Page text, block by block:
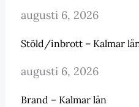
augusti 6, 2026
Stöld/inbrott – Kalmar
augusti 6, 2026
Brand – Kalmar län